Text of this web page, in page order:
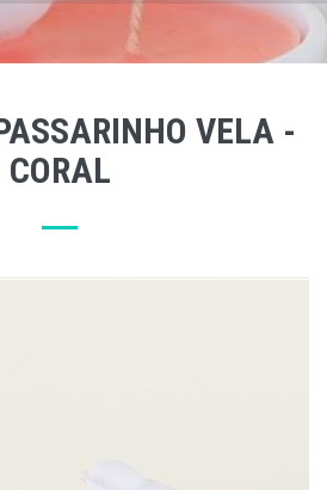
VELA -
CORAL